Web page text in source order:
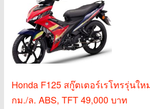
Honda F125 สกู๊ตเตอร์เรโทรรุ่นใ
กม./ล. ABS, TFT 49,000 บาท